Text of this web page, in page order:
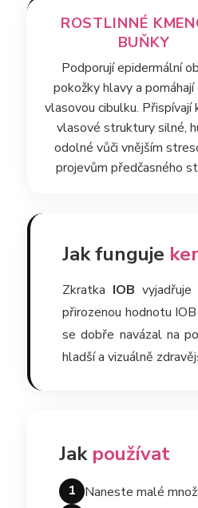
ROSTLINNÉ
BUŇKY
Podporují epidermální
pokožky hlavy a pomáhají
vlasovou cibulku. Přispívají
vlasové struktury silné,
odolné vůči vnějším
projevům předčasného
Jak funguje
Zkratka IOB
přirozenou hodnotu
se dobře navázal na
hladší a vizuálně
Jak používat
1 Naneste malé